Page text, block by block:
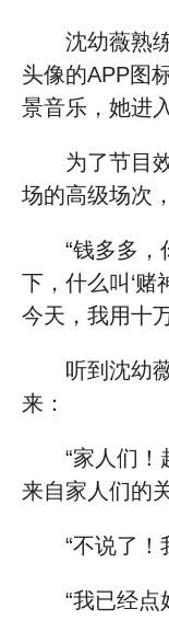
沈幼薇熟
头像的APP图
景音乐，她进
为了节目
场的高级场次
“钱多多
下，什么叫‘赌
今天，我用十
听到沈幼
来：
“家人们
来自家人们的
“不说了！
“我已经